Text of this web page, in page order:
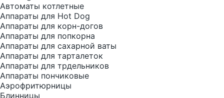
Автоматы котлетные
Аппараты для Hot Dog
Аппараты для корн-догов
Аппараты для попкорна
Аппараты для сахарной ваты
Аппараты для тарталеток
Аппараты для трдельников
Аппараты пончиковые
Аэрофритюрницы
Блинницы